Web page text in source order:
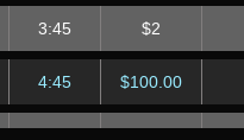
$11.00
4:00 $77.00
3:45 $2
4:45 $100.00